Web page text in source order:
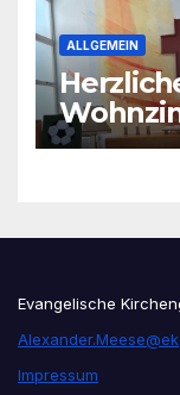
ALLGEMEIN
Evangelische
Impressum